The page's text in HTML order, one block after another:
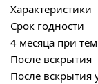
Характеристики
Срок годности
4 месяца при
После вскрытия
После вскрытия